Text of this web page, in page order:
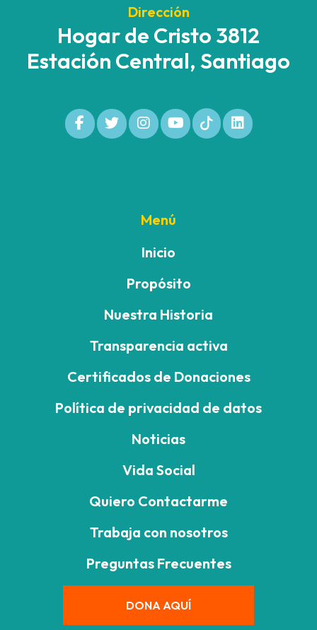
Dirección
Hogar de Cristo 3812
Estación Central, Santiago
Menú
Inicio
Propósito
Nuestra Historia
Transparencia activa
Certificados de Donaciones
Política de privacidad de datos
Noticias
Vida Social
Quiero Contactarme
Trabaja con nosotros
Preguntas Frecuentes
DONA AQUÍ